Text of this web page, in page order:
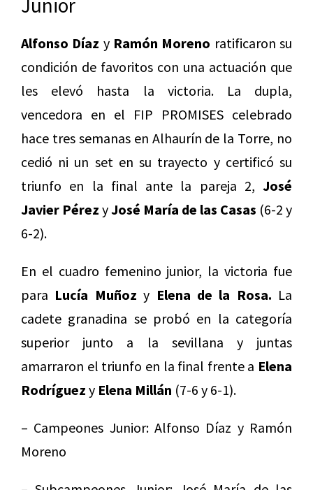
Junior
Alfonso Díaz y Ramón Moreno ratificaron su
condición de favoritos con una actuación que
les elevó hasta la victoria. La dupla,
vencedora en el FIP PROMISES celebrado
hace tres semanas en Alhaurín de la Torre, no
cedió ni un set en su trayecto y certificó su
triunfo en la final ante la pareja 2, José
Javier Pérez yJosé María de las Casas (6-2 y
6-2).
En el cuadro femenino junior, la victoria fue
para Lucía Muñoz y Elena de la Rosa. La
cadete granadina se probó en la categoría
superior junto a la sevillana y juntas
amarraron el triunfo en la final frente a Elena
Rodríguez y Elena Millán (7-6 y 6-1).
– Campeones Junior: Alfonso Díaz y Ramón
Moreno